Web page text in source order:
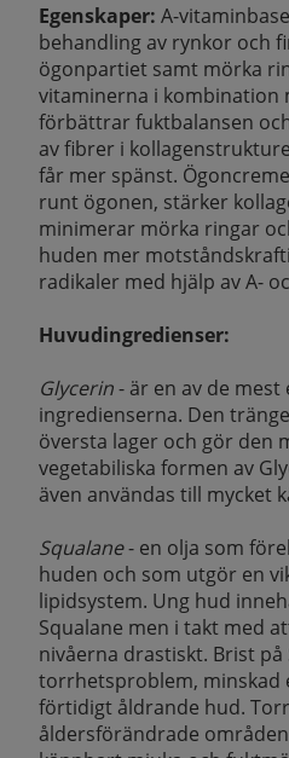
Egenskaper: A-
behandling av rynkor och
ögonpartiet samt mörka
vitaminerna i kombination
förbättrar fuktbalansen
av fibrer i
får mer spänst.
runt ögonen, stärker
minimerar mörka ringar
huden mer
radikaler med hjälp av A-
Huvudingredienser:
Glycerin- är en av de
ingredienserna. Den
översta lager och gör den
vegetabiliska formen av
även användas till mycket
Squalane- en olja som
huden och som utgör en
lipidsystem. Ung hud
Squalane men i takt med
nivåerna drastiskt. Brist på
torrhetsproblem, minskad
förtidigt åldrande hud.
åldersförändrade